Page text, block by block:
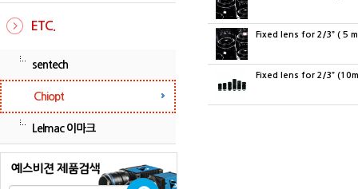
ETC.
sentech
Chiopt
LeImac 이마크
Fixed lens for 2/3” ( 5
Fixed lens for 2/3”